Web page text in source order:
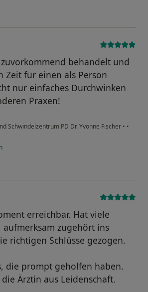
behandelt und
Zeit für einen als Person
nur einfaches Durchwinken
Praxen!
Schwindelzentrum PD Dr. Yvonne Fischer • •
erreichbar. Hat viele
aufmerksam zugehört ins
richtigen Schlüsse gezogen.
die prompt geholfen haben.
Ärztin aus Leidenschaft.